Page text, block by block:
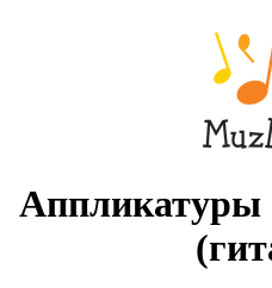
Аппликатуры